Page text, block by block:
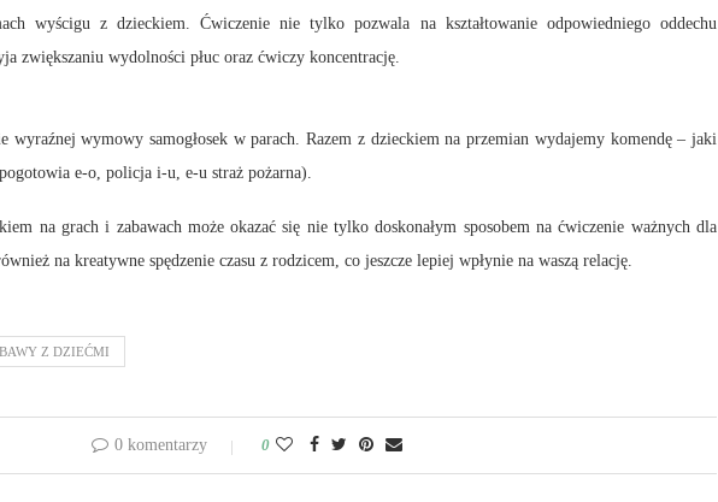
wyścigu z dzieckiem. Ćwiczenie nie tylko pozwala na kształtowanie odpowiedniego oddechu
zwiększaniu wydolności płuc oraz ćwiczy koncentrację.
wyraźnej wymowy samogłosek w parach. Razem z dzieckiem na przemian wydajemy komendę – jaki
e-o, policja i-u, e-u straż pożarna).
na grach i zabawach może okazać się nie tylko doskonałym sposobem na ćwiczenie ważnych dla
na kreatywne spędzenie czasu z rodzicem, co jeszcze lepiej wpłynie na waszą relację.
Z DZIEĆMI
0 komentarzy 0